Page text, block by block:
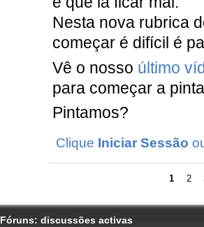
Nesta nova rubrica
começar é difícil é
Vê o nosso último
para começar a
Pintamos?
Clique Iniciar Sessão
1 2
Fóruns: discussões activas